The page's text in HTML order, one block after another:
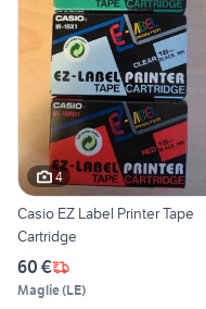
4
Casio EZ Label Printer Tape
Cartridge
60 €
Maglie(LE)